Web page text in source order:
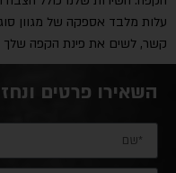
עלות מלבד אספקה של מגוון
קשר, לשים את פינת הקפה שלך
השאירו פרטים